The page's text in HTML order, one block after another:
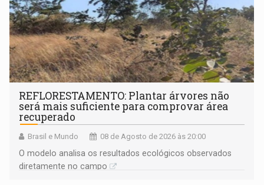
REFLORESTAMENTO: Plantar árvores não
será mais suficiente para comprovar área
recuperado
Brasil e Mundo 08 de Agosto de 2026 às 20:00
O modelo analisa os resultados ecológicos observados
diretamente no campo